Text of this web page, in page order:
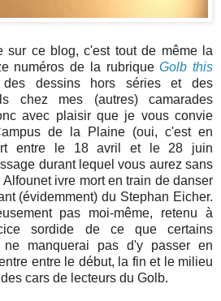
sur ce blog, c'est tout de même la
numéros de la rubriqueGolb this
dessins hors séries et des
chez mes (autres) camarades
avec plaisir que je vous convie
de la Plaine (oui, c'est en
entre le 18 avril et le 28 juin
durant lequel vous aurez sans
ivre mort en train de danser
(évidemment) du Stephan Eicher.
pas moi-même, retenu à
sordide de ce que certains
ne manquerai pas d'y passer en
entre le début, la fin et le milieu
cars de lecteurs du Golb.